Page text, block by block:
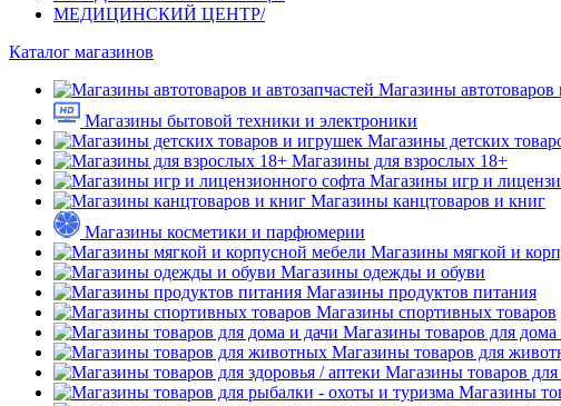
МЕДИЦИНСКИЙ ЦЕНТР/
Каталог магазинов
Магазины автотоваров
Магазины бытовой техники и электроники
Магазины детских
Магазины для взрослых 18+
Магазины игр и
Магазины канцтоваров и книг
Магазины косметики и парфюмерии
Магазины мягкой и
Магазины одежды и обуви
Магазины продуктов питания
Магазины спортивных товаров
Магазины товаров для дома
Магазины товаров для
Магазины товаров для
Магазины